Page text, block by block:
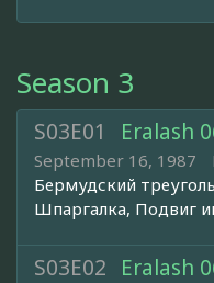
Season 3
S03E01 Eralash
September 16, 1987
Бермудский
Шпаргалка, Подвиг
S03E02 Eralash